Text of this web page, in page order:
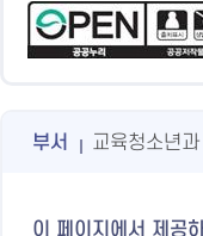
부서 교육청소년과
이 페이지에서 제공